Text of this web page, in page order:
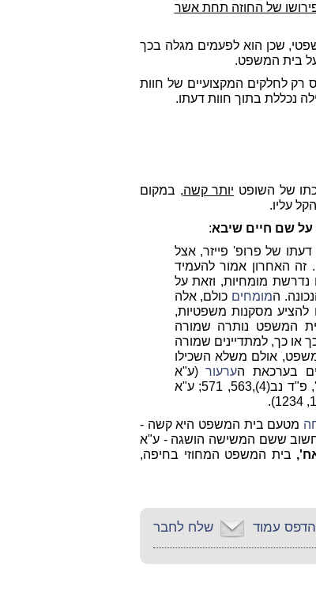
של החוזה תחת אשר
שכן הוא לפעמים מגלה בכך
על בית המשפט.
רק לחלקים המקצועיים של חוות
נכללת בתוך חוות דעתו.
של השופט יותר קשה, במקום
עליו.
על שם חיים שיבא:
דעתו של פרופ' פייזר, אצל
זה האחרון אמור להעמיד
מומחיות, וזאת על
המומחים כולם, אלה
מסקנות משפטיות,
המשפט נותרה שמורה
או כך, למתדיינים שמורה
אולם משלא השכילו
בערכאת הערעור(ע"א
558/96, חברת שיכון עובדים בע"מ נ' רוזנטל חנן ו- 32 - אח', פ"ד נב(4),563, 571; ע"א
מטעם בית המשפט היא קשה -
ששם המשישה הושגה - ע"א
בית המשפט המחוזי בחיפה,
שלח לחבר הדפס עמוד